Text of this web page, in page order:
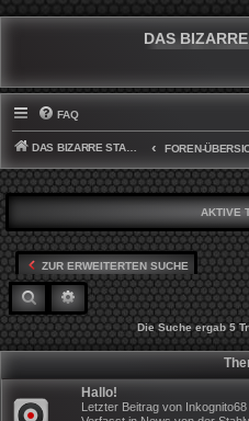
DAS
FAQ
DAS BIZARRE STAHLWERK FOREN-
AKTIVE
ZUR ERWEITERTEN SUCHE
SUCHE ERWEITERTE SUCHE
Die Suche ergab 5
Hallo!
Letzter Beitrag von Inkognito68